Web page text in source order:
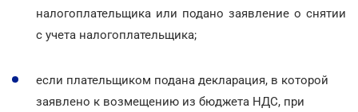
налогоплательщика или подано заявление о снятии
с учета налогоплательщика;
если плательщиком подана декларация, в которой
заявлено к возмещению из бюджета НДС, при